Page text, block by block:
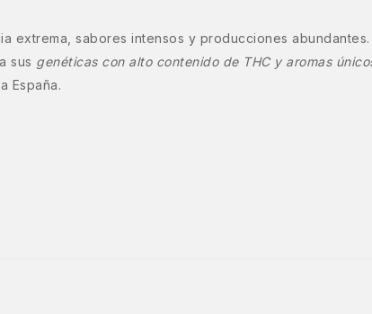
extrema, sabores intensos y producciones
sus genéticas con alto contenido de THC y aromas
España.